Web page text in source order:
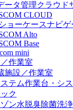
ータ管理クラウド
CLOUD
ョーケースナビ
Alto
Base
mini
作業室
施設／作業室
テム作業台・シ
ク
ン水脱臭除菌洗